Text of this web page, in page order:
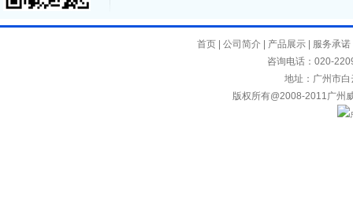
首页 公司简介 产品展示 服务承诺
咨询电话：020-
地址：广州市
版权所有@2008-2011广州